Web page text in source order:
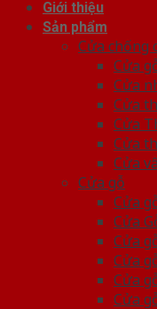
Giới thiệu
Sản phẩm
Cửa chống
Cửa
Cửa
Cửa
Cửa
Cửa
Cửa
Cửa gỗ
Cửa
Cửa
Cửa
Cửa
Cửa
Cửa